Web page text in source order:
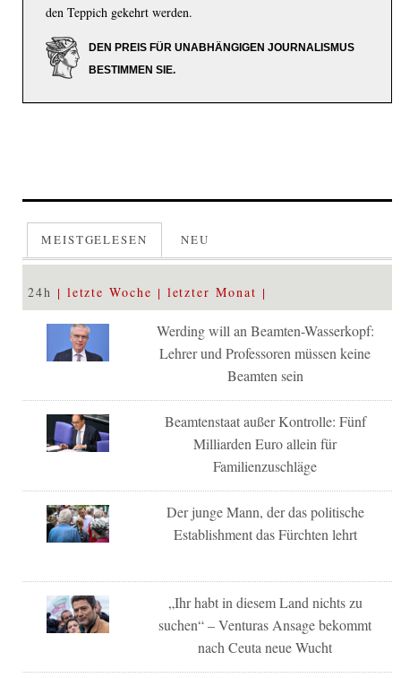
den Teppich gekehrt werden.
DEN PREIS FÜR UNABHÄNGIGEN JOURNALISMUS
BESTIMMEN SIE.
MEISTGELESEN NEU
24h letzte Woche letzter Monat
Werding will an Beamten-Wasserkopf:
Lehrer und Professoren müssen keine
Beamten sein
Beamtenstaat außer Kontrolle: Fünf
Milliarden Euro allein für
Familienzuschläge
Der junge Mann, der das politische
Establishment das Fürchten lehrt
„Ihr habt in diesem Land nichts zu
suchen“ – Venturas Ansage bekommt
nach Ceuta neue Wucht